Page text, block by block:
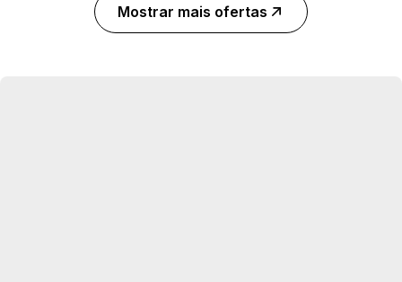
Mostrar mais ofertas